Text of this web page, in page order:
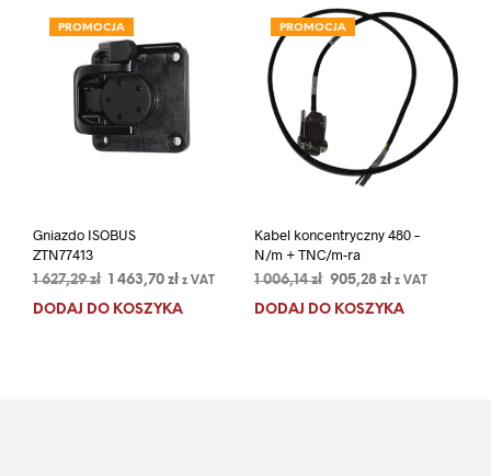
PROMOCJA
Gniazdo ISOBUS
ZTN77413
1 627,29zł Pierwotna
cena
1 463,70 złAktualna
cena
z VAT
DODAJ DO KOSZYKA
PROMOCJA
Kabel koncentryczny 480 –
N/m + TNC/m-ra
1 006,14zł Pierwotna
cena
905,28 złAktualna
cena
z VAT
DODAJ DO KOSZYKA